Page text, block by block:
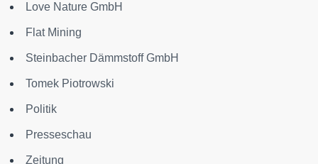
Love Nature GmbH
Flat Mining
Steinbacher Dämmstoff GmbH
Tomek Piotrowski
Politik
Presseschau
Zeitung